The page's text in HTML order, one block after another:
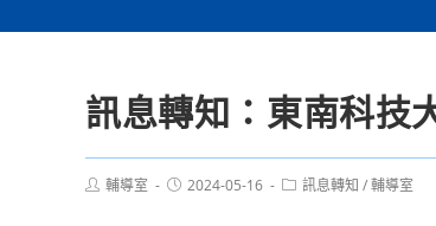
訊息轉知：東南科技
Post輔導室
Post2024-05-16
Post訊息轉知 /輔導室